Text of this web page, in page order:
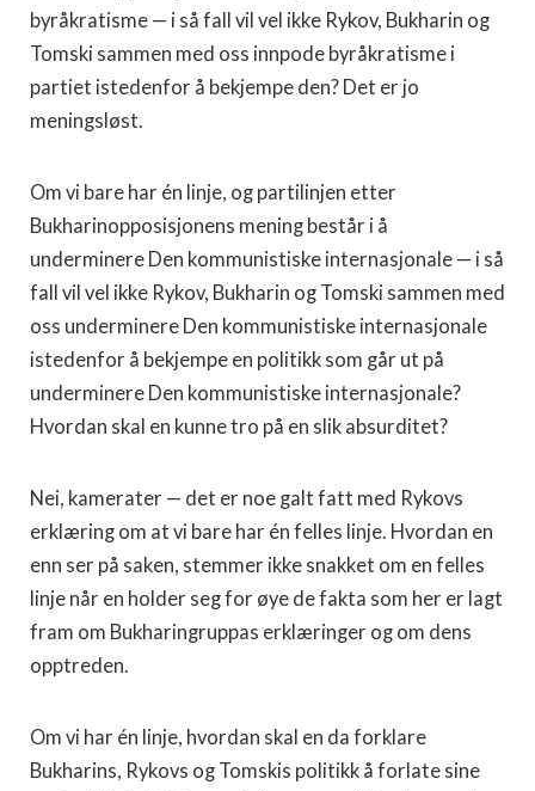
byråkratisme — i så fall vil vel ikke Rykov, Bukharin og
Tomski sammen med oss innpode byrå­kratisme i
partiet istedenfor å bekjempe den? Det er jo
meningsløst.
Om vi bare har én linje, og partilinjen etter
Bukharinopposisjonens mening består i å
underminere Den kommunistiske inter­nasjonale — i så
fall vil vel ikke Rykov, Bukharin og Tomski sam­men med
oss underminere Den kommunistiske internasjonale
iste­denfor å bekjempe en politikk som går ut på
underminere Den kom­munistiske internasjonale?
Hvordan skal en kunne tro på en slik absurditet?
Nei, kamerater — det er noe galt fatt med Rykovs
erklæring om at vi bare har én felles linje. Hvordan en
enn ser på saken, stemmer ikke snakket om en felles
linje når en holder seg for øye de fakta som her er lagt
fram om Bukharingruppas erklæringer og om dens
opptreden.
Om vi har én linje, hvordan skal en da forklare
Bukharins, Rykovs og Tomskis politikk å forlate sine